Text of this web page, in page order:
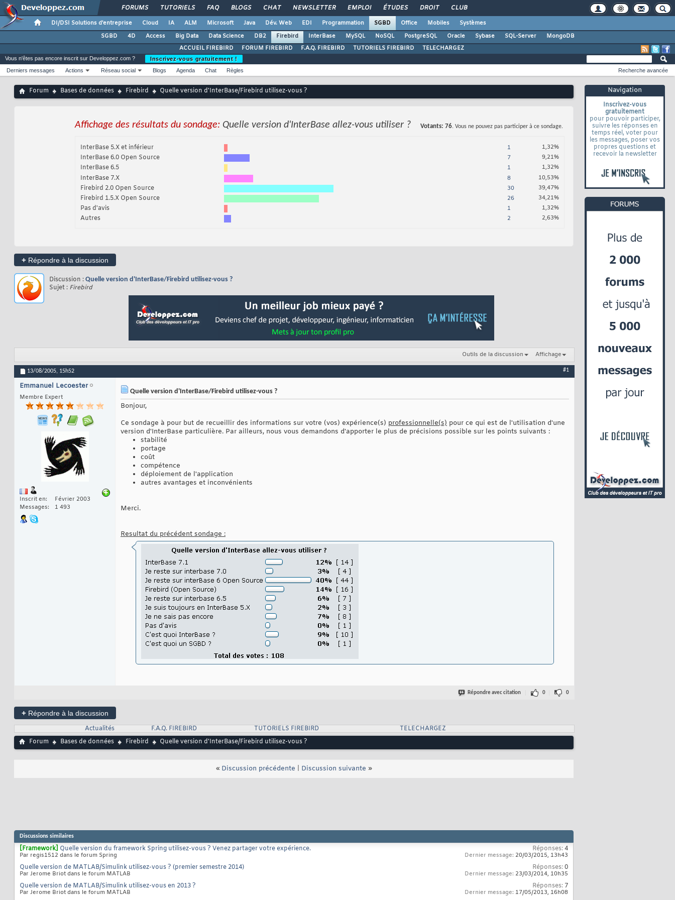
FORUMS TUTORIELS FAQ BLOGS CHAT NEWSLETTER EMPLOI ÉTUDES DROIT CLUB
DI/DSI Solutions d'entreprise Cloud IA ALM Microsoft Java Dév. Web EDI Programmation SGBD Office Mobiles
Systèmes
SGBD
4D Access Big Data Data Science DB2 Firebird InterBase MySQL NoSQL PostgreSQL Oracle Sybase SQL-Server
MongoDB
ACCUEIL FIREBIRD
FORUM FIREBIRD F.A.Q. FIREBIRD TUTORIELS FIREBIRD TELECHARGEZ
Navigation
Inscrivez-vous
gratuitement
pour pouvoir participer,
suivre les réponses en
temps réel, voter pour
les messages, poser vos
propres questions et
recevoir la newsletter
Vous n'êtes pas encore inscrit sur Developpez.com ?
Inscrivez-vous gratuitement !
Derniers messages
Actions Réseau social Blogs Agenda Chat Règles Recherche avancée
Forum Bases de données Firebird Quelle version d'InterBase/Firebird utilisez-vous ?
Affichage des résultats du sondage: Quelle version d'InterBase allez-vous utiliser ? Votants 76. Vous ne pouvez pas participer à ce sondage.
InterBase 5.X et inférieur 1 1,32%
InterBase 6.0 Open Source 7 9,21%
InterBase 6.5 1 1,32%
InterBase 7.X 8 10,53%
Firebird 2.0 Open Source 30 39,47%
Firebird 1.5.X Open Source 26 34,21%
Pas d'avis 1 1,32%
Autres 2 2,63%
+ Répondre à la discussion
Discussion : Quelle version d'InterBase/Firebird utilisez-vous ?
Sujet : Firebird
Outils de la discussion Affichage
13/08/2005, 15h52 #1
Emmanuel Lecoester
Membre Expert
Inscrit en
Février 2003
Messages
1 493
Quelle version d'InterBase/Firebird utilisez-vous ?
Bonjour,
Ce sondage à pour but de recueillir des informations sur votre (vos) expérience(s) professionnelle(s) pour ce qui est de l'utilisation d'une
version d'InterBase particulière. Par ailleurs, nous vous demandons d'apporter le plus de précisions possible sur les points suivants :
stabilité
portage
coût
compétence
déploiement de l'application
autres avantages et inconvénients
Merci.
Resultat du précédent sondage :
Répondre avec citation 0 0
+ Répondre à la discussion
Actualités
F.A.Q. FIREBIRD TUTORIELS FIREBIRD
TELECHARGEZ
Forum
Bases de données Firebird Quelle version d'InterBase/Firebird utilisez-vous ?
« Discussion précédente Discussion suivante »
Discussions similaires
[Framework] Quelle version du framework Spring utilisez-vous ? Venez partager votre expérience.
Par regis1512 dans le forum Spring
Réponses:4
Dernier message: 20/03/2015, 13h43
Quelle version de MATLAB/Simulink utilisez-vous ? (premier semestre 2014)
Par Jerome Briot dans le forum MATLAB
Réponses:0
Dernier message: 23/03/2014, 10h35
Quelle version de MATLAB/Simulink utilisez-vous en 2013 ?
Par Jerome Briot dans le forum MATLAB
Réponses: 7
Dernier message: 17/05/2013, 16h08